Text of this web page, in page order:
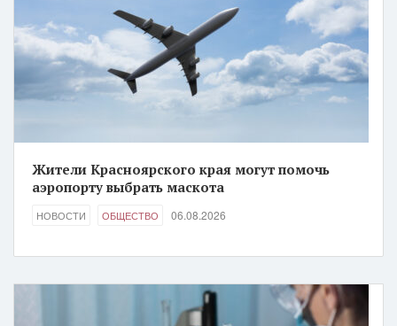
Жители Красноярского края могут помочь
аэропорту выбрать маскота
НОВОСТИ ОБЩЕСТВО 06.08.2026